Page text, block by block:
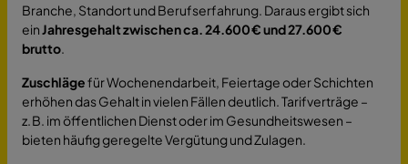
Branche, Standort und Berufserfahrung. Daraus ergibt sich
einJahresgehalt zwischen ca. 24.600 € und 27.600 €
brutto.
Zuschlägefür Wochenendarbeit, Feiertage oder Schichten
erhöhen das Gehalt in vielen Fällen deutlich. Tarifverträge –
z. B. im öffentlichen Dienst oder im Gesundheitswesen –
bieten häufig geregelte Vergütung und Zulagen.